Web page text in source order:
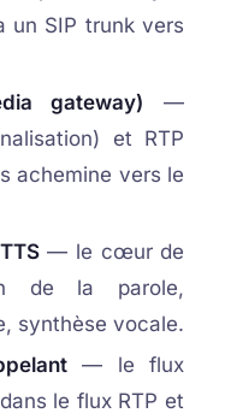
un SIP trunk vers
gateway) —
et RTP
achemine vers le
— le cœur de
de la parole,
synthèse vocale.
— le flux
le flux RTP et